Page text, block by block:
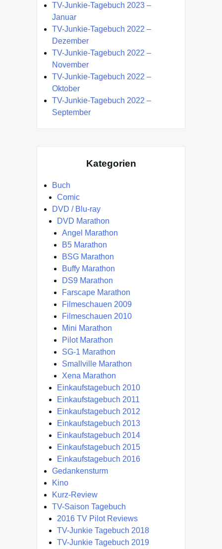
TV-Junkie-Tagebuch 2023 –
Januar
TV-Junkie-Tagebuch 2022 –
Dezember
TV-Junkie-Tagebuch 2022 –
November
TV-Junkie-Tagebuch 2022 –
Oktober
TV-Junkie-Tagebuch 2022 –
September
Kategorien
Buch
Comic
DVD / Blu-ray
DVD Marathon
Angel Marathon
B5 Marathon
BSG Marathon
Buffy Marathon
DS9 Marathon
Farscape Marathon
Filmeschauen 2009
Filmeschauen 2010
Mini Marathon
Pilot Marathon
SG-1 Marathon
Smallville Marathon
Xena Marathon
Einkaufstagebuch 2010
Einkaufstagebuch 2011
Einkaufstagebuch 2012
Einkaufstagebuch 2013
Einkaufstagebuch 2014
Einkaufstagebuch 2015
Einkaufstagebuch 2016
Gedankensturm
Kino
Kurz-Review
TV-Saison Tagebuch
2016 TV Pilot Reviews
TV-Junkie Tagebuch 2018
TV-Junkie Tagebuch 2019